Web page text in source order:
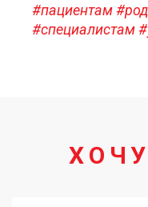
#пациентам
#специалистам